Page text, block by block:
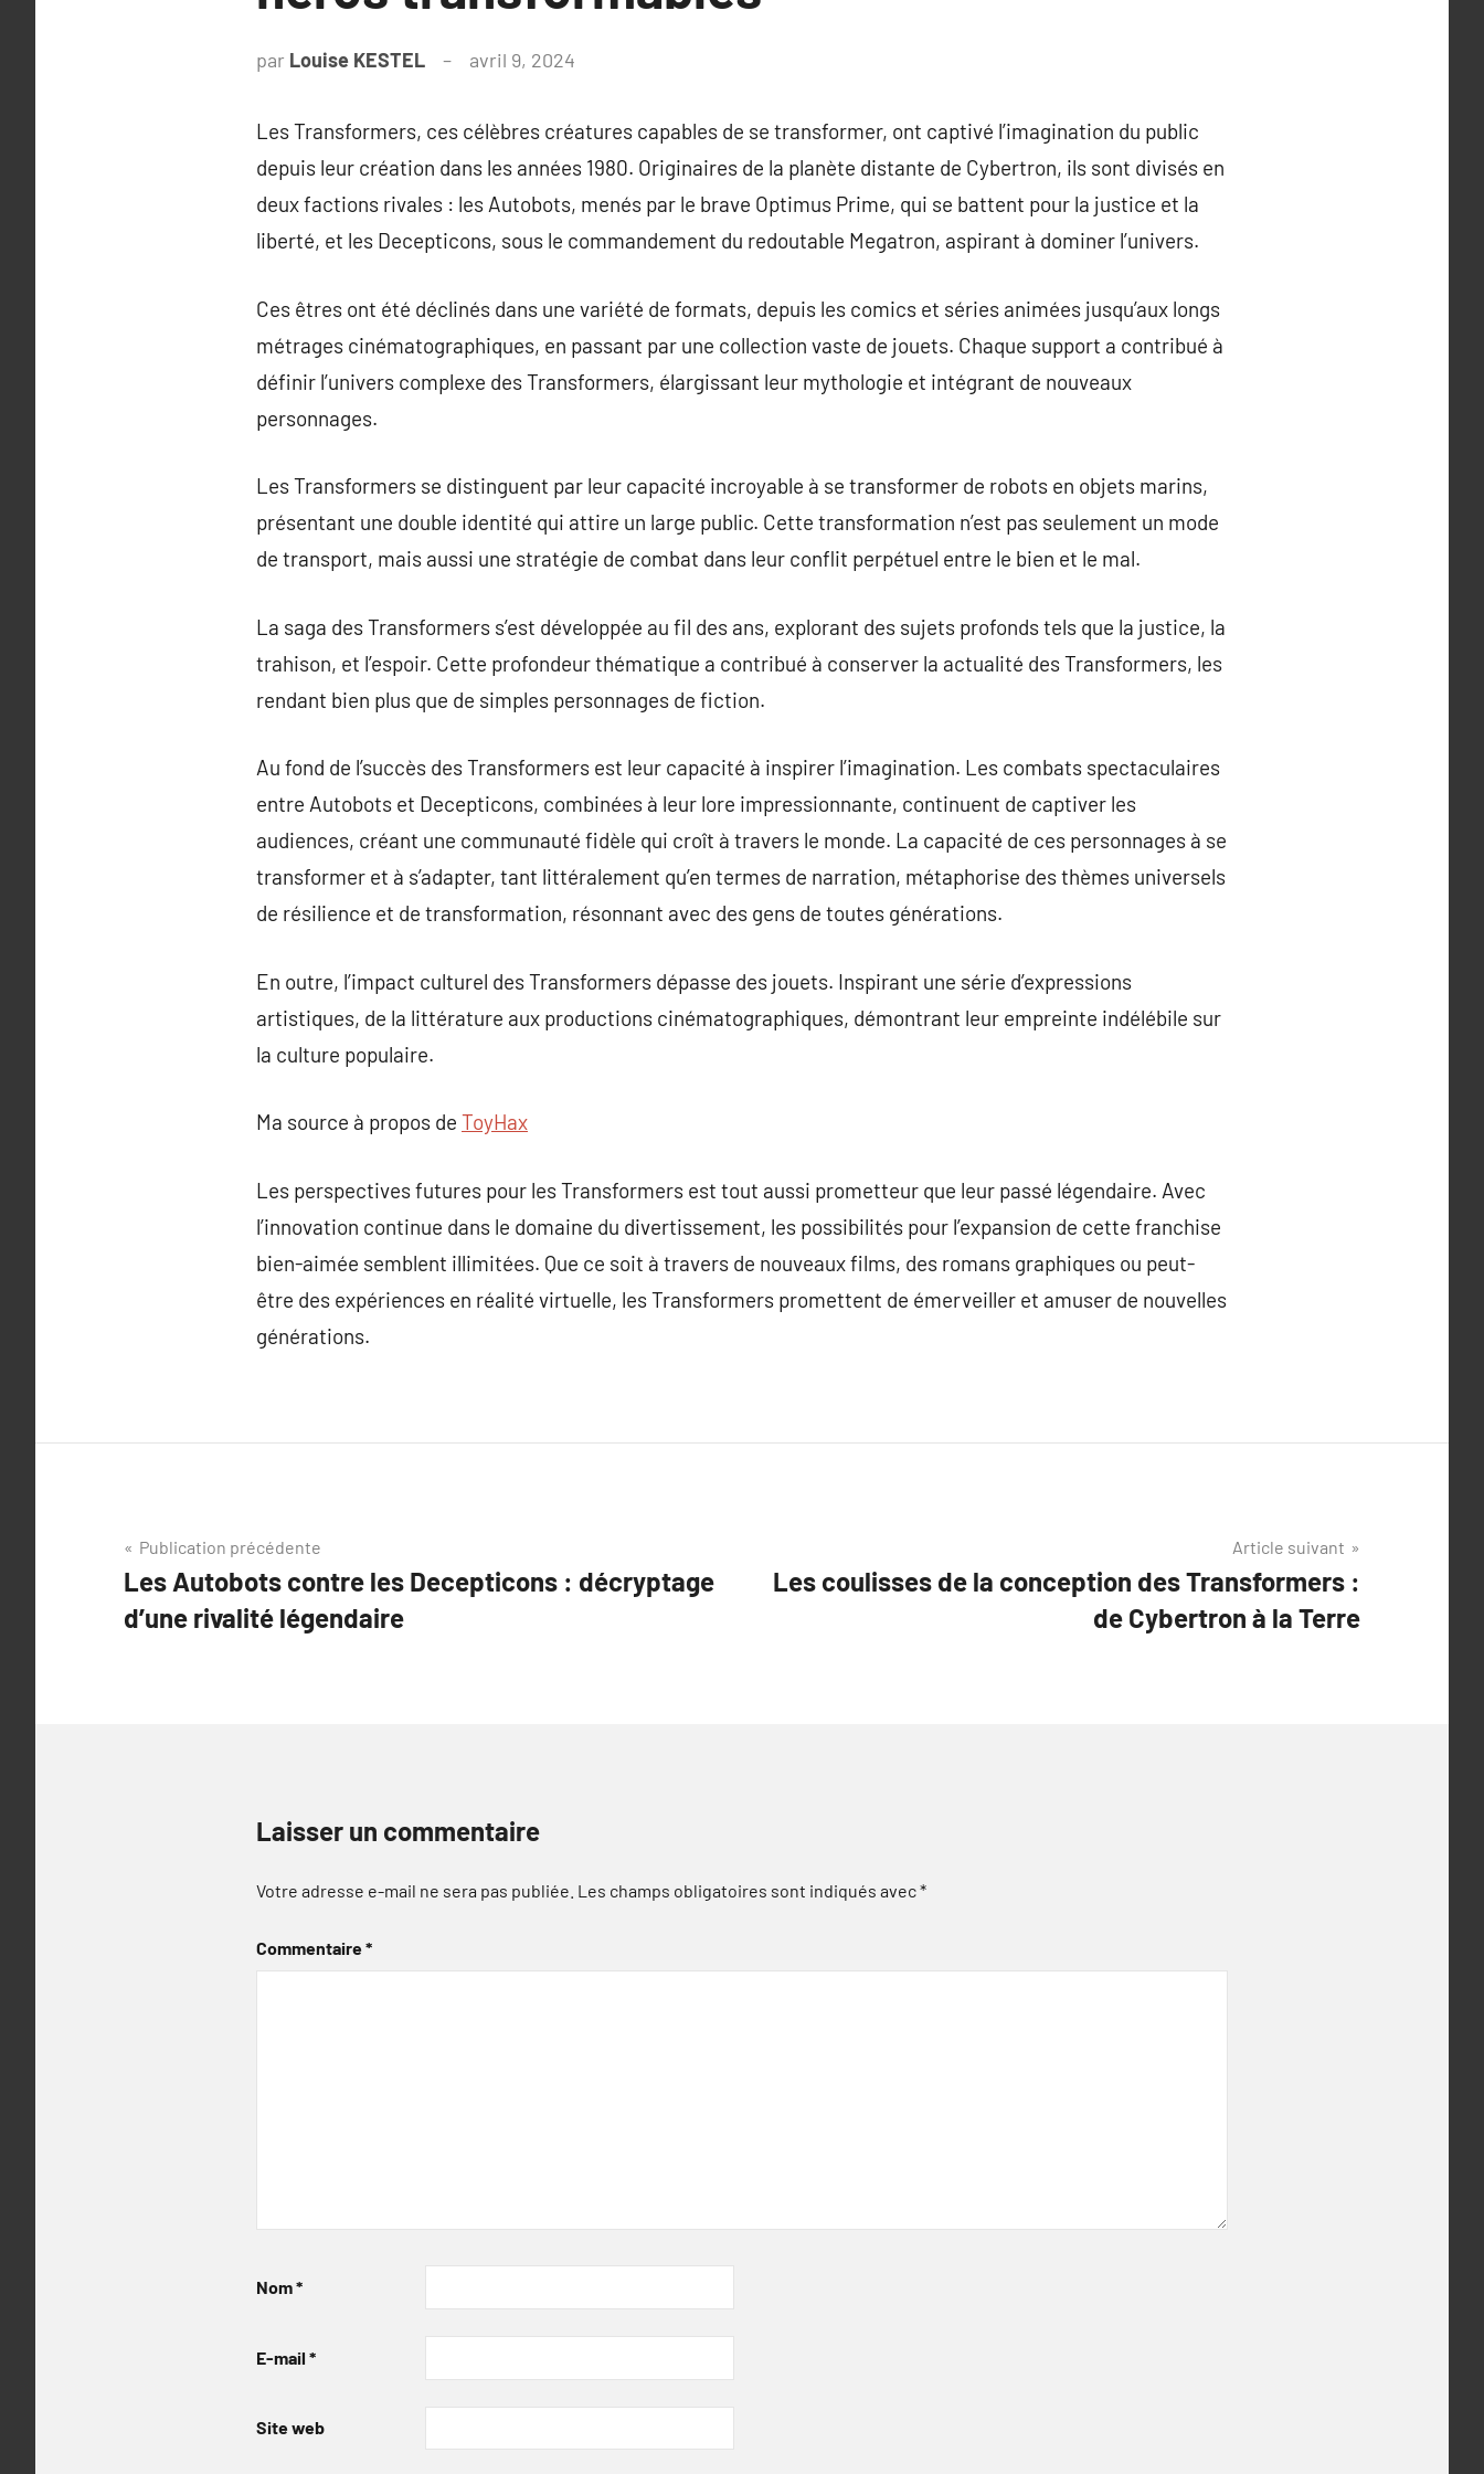
par Louise KESTEL avril 9, 2024
Les Transformers, ces célèbres créatures capables de se transformer, ont captivé l’imagination du public
depuis leur création dans les années 1980. Originaires de la planète distante de Cybertron, ils sont divisés en
deux factions rivales : les Autobots, menés par le brave Optimus Prime, qui se battent pour la justice et la
liberté, et les Decepticons, sous le commandement du redoutable Megatron, aspirant à dominer l’univers.
Ces êtres ont été déclinés dans une variété de formats, depuis les comics et séries animées jusqu’aux longs
métrages cinématographiques, en passant par une collection vaste de jouets. Chaque support a contribué à
définir l’univers complexe des Transformers, élargissant leur mythologie et intégrant de nouveaux
personnages.
Les Transformers se distinguent par leur capacité incroyable à se transformer de robots en objets marins,
présentant une double identité qui attire un large public. Cette transformation n’est pas seulement un mode
de transport, mais aussi une stratégie de combat dans leur conflit perpétuel entre le bien et le mal.
La saga des Transformers s’est développée au fil des ans, explorant des sujets profonds tels que la justice, la
trahison, et l’espoir. Cette profondeur thématique a contribué à conserver la actualité des Transformers, les
rendant bien plus que de simples personnages de fiction.
Au fond de l’succès des Transformers est leur capacité à inspirer l’imagination. Les combats spectaculaires
entre Autobots et Decepticons, combinées à leur lore impressionnante, continuent de captiver les
audiences, créant une communauté fidèle qui croît à travers le monde. La capacité de ces personnages à se
transformer et à s’adapter, tant littéralement qu’en termes de narration, métaphorise des thèmes universels
de résilience et de transformation, résonnant avec des gens de toutes générations.
En outre, l’impact culturel des Transformers dépasse des jouets. Inspirant une série d’expressions
artistiques, de la littérature aux productions cinématographiques, démontrant leur empreinte indélébile sur
la culture populaire.
Ma source à propos de ToyHax
Les perspectives futures pour les Transformers est tout aussi prometteur que leur passé légendaire. Avec
l’innovation continue dans le domaine du divertissement, les possibilités pour l’expansion de cette franchise
bien-aimée semblent illimitées. Que ce soit à travers de nouveaux films, des romans graphiques ou peut-
être des expériences en réalité virtuelle, les Transformers promettent de émerveiller et amuser de nouvelles
générations.
Navigation
de
l’article
Publication précédente
Les Autobots contre les Decepticons : décryptage
d’une rivalité légendaire
Article suivant
Les coulisses de la conception des Transformers :
de Cybertron à la Terre
Laisser un commentaire
Votre adresse e-mail ne sera pas publiée. Les champs obligatoires sont indiqués avec*
Commentaire*
Nom*
E-mail *
Site web